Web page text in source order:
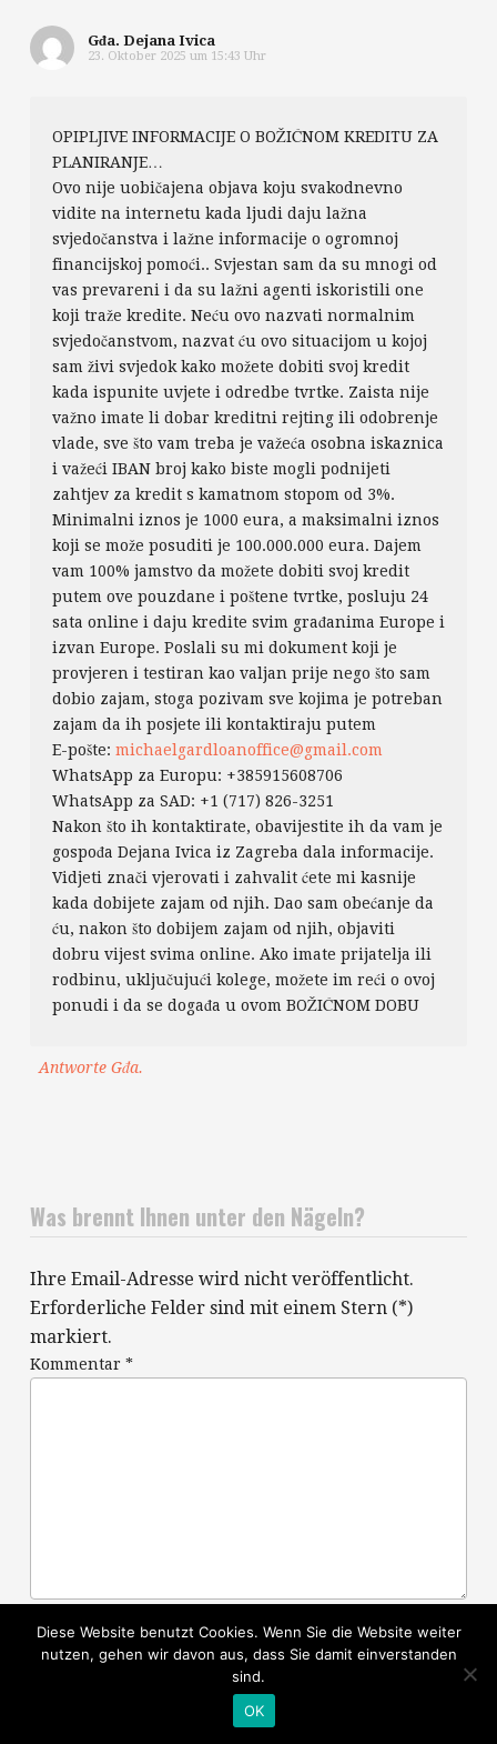
Gđa. Dejana Ivica
23. Oktober 2025 um 15:43 Uhr
OPIPLJIVE INFORMACIJE O BOŽIĆNOM KREDITU ZA
PLANIRANJE…
Ovo nije uobičajena objava koju svakodnevno
vidite na internetu kada ljudi daju lažna
svjedočanstva i lažne informacije o ogromnoj
financijskoj pomoći.. Svjestan sam da su mnogi od
vas prevareni i da su lažni agenti iskoristili one
koji traže kredite. Neću ovo nazvati normalnim
svjedočanstvom, nazvat ću ovo situacijom u kojoj
sam živi svjedok kako možete dobiti svoj kredit
kada ispunite uvjete i odredbe tvrtke. Zaista nije
važno imate li dobar kreditni rejting ili odobrenje
vlade, sve što vam treba je važeća osobna iskaznica
i važeći IBAN broj kako biste mogli podnijeti
zahtjev za kredit s kamatnom stopom od 3%.
Minimalni iznos je 1000 eura, a maksimalni iznos
koji se može posuditi je 100.000.000 eura. Dajem
vam 100% jamstvo da možete dobiti svoj kredit
putem ove pouzdane i poštene tvrtke, posluju 24
sata online i daju kredite svim građanima Europe i
izvan Europe. Poslali su mi dokument koji je
provjeren i testiran kao valjan prije nego što sam
dobio zajam, stoga pozivam sve kojima je potreban
zajam da ih posjete ili kontaktiraju putem
E-pošte: michaelgardloanoffice@gmail.com
WhatsApp za Europu: +385915608706
WhatsApp za SAD: +1 (717) 826-3251
Nakon što ih kontaktirate, obavijestite ih da vam je
gospođa Dejana Ivica iz Zagreba dala informacije.
Vidjeti znači vjerovati i zahvalit ćete mi kasnije
kada dobijete zajam od njih. Dao sam obećanje da
ću, nakon što dobijem zajam od njih, objaviti
dobru vijest svima online. Ako imate prijatelja ili
rodbinu, uključujući kolege, možete im reći o ovoj
ponudi i da se događa u ovom BOŽIĆNOM DOBU
Antworte Gđa.
Was brennt Ihnen unter den Nägeln?
Ihre Email-Adresse wird nicht veröffentlicht.
Erforderliche Felder sind mit einem Stern (*)
markiert.
Kommentar *
Name *
Diese Website benutzt Cookies. Wenn Sie die Website weiter
nutzen, gehen wir davon aus, dass Sie damit einverstanden
sind.
OK